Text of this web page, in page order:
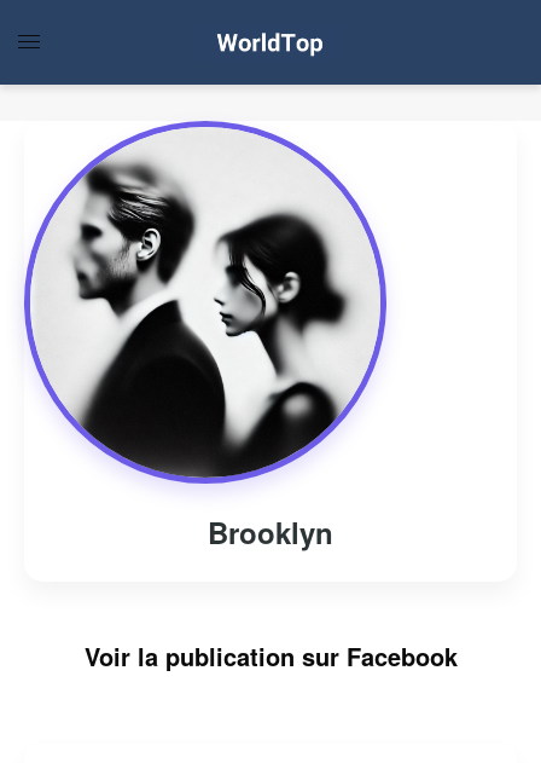
Brooklyn
Voir la publication sur Facebook